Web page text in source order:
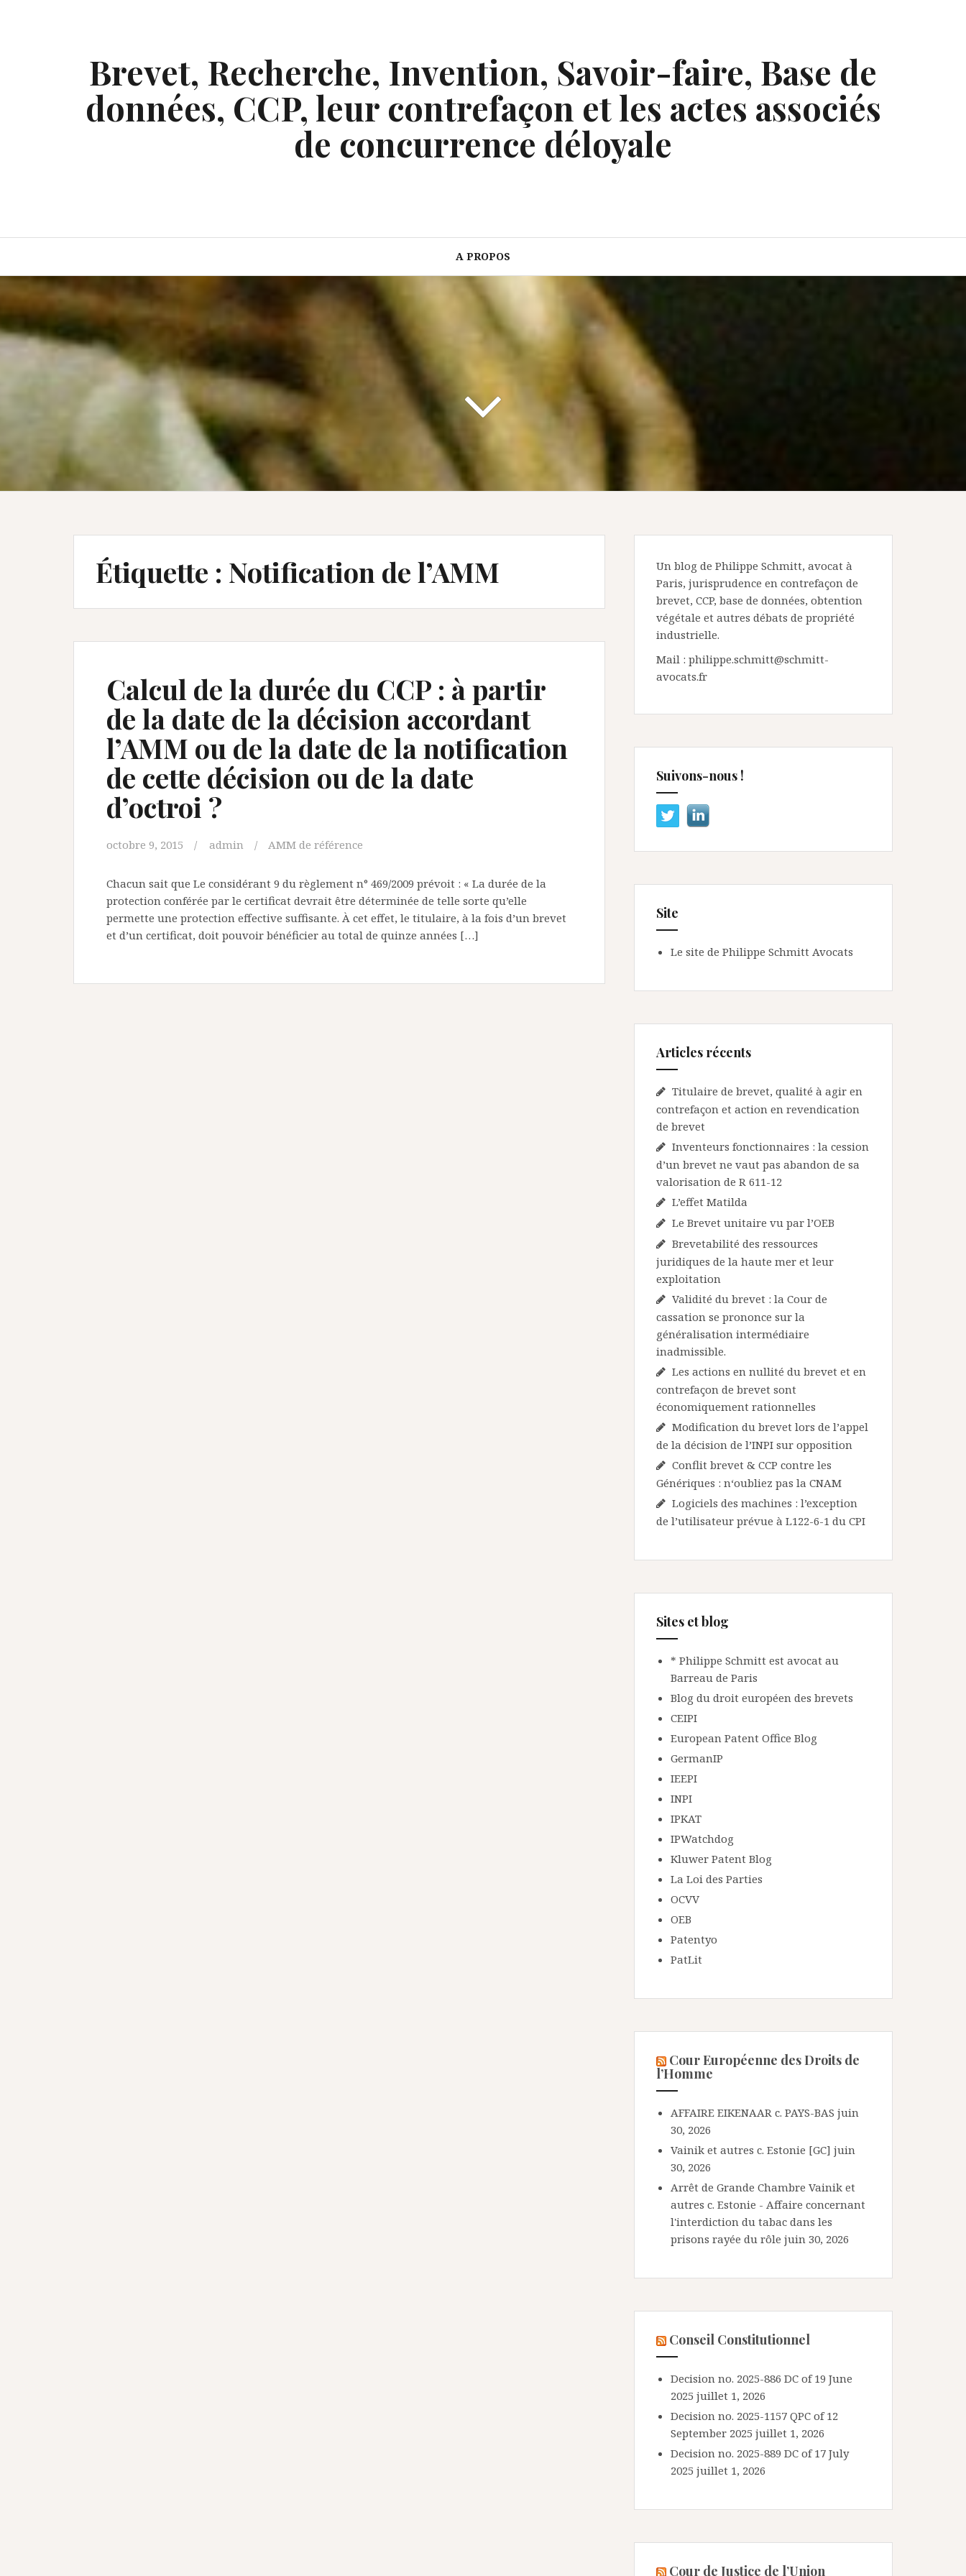
Brevet, Recherche, Invention, Savoir-faire, Base de
données, CCP, leur contrefaçon et les actes associés
de concurrence déloyale
A PROPOS
Étiquette : Notification de l’AMM
Calcul de la durée du CCP : à partir
de la date de la décision accordant
l’AMM ou de la date de la notification
de cette décision ou de la date
d’octroi ?
octobre 9, 2015 admin AMM de référence
Chacun sait que Le considérant 9 du règlement n° 469/2009 prévoit : « La durée de la
protection conférée par le certificat devrait être déterminée de telle sorte qu’elle
permette une protection effective suffisante. À cet effet, le titulaire, à la fois d’un brevet
et d’un certificat, doit pouvoir bénéficier au total de quinze années […]
Un blog de Philippe Schmitt, avocat à
Paris, jurisprudence en contrefaçon de
brevet, CCP, base de données, obtention
végétale et autres débats de propriété
industrielle.
Mail : philippe.schmitt@schmitt-
avocats.fr
Suivons-nous !
Site
Le site de Philippe Schmitt Avocats
Articles récents
Titulaire de brevet, qualité à agir en
contrefaçon et action en revendication
de brevet
Inventeurs fonctionnaires : la cession
d’un brevet ne vaut pas abandon de sa
valorisation de R 611-12
L’effet Matilda
Le Brevet unitaire vu par l’OEB
Brevetabilité des ressources
juridiques de la haute mer et leur
exploitation
Validité du brevet : la Cour de
cassation se prononce sur la
généralisation intermédiaire
inadmissible.
Les actions en nullité du brevet et en
contrefaçon de brevet sont
économiquement rationnelles
Modification du brevet lors de l’appel
de la décision de l’INPI sur opposition
Conflit brevet & CCP contre les
Génériques : n‘oubliez pas la CNAM
Logiciels des machines : l’exception
de l’utilisateur prévue à L122-6-1 du CPI
Sites et blog
* Philippe Schmitt est avocat au
Barreau de Paris
Blog du droit européen des brevets
CEIPI
European Patent Office Blog
GermanIP
IEEPI
INPI
IPKAT
IPWatchdog
Kluwer Patent Blog
La Loi des Parties
OCVV
OEB
Patentyo
PatLit
Cour Européenne des Droits de
l’Homme
AFFAIRE EIKENAAR c. PAYS-BAS juin
30, 2026
Vainik et autres c. Estonie [GC] juin
30, 2026
Arrêt de Grande Chambre Vainik et
autres c. Estonie - Affaire concernant
l'interdiction du tabac dans les
prisons rayée du rôle juin 30, 2026
Conseil Constitutionnel
Decision no. 2025-886 DC of 19 June
2025 juillet 1, 2026
Decision no. 2025-1157 QPC of 12
September 2025 juillet 1, 2026
Decision no. 2025-889 DC of 17 July
2025 juillet 1, 2026
Cour de Justice de l’Union